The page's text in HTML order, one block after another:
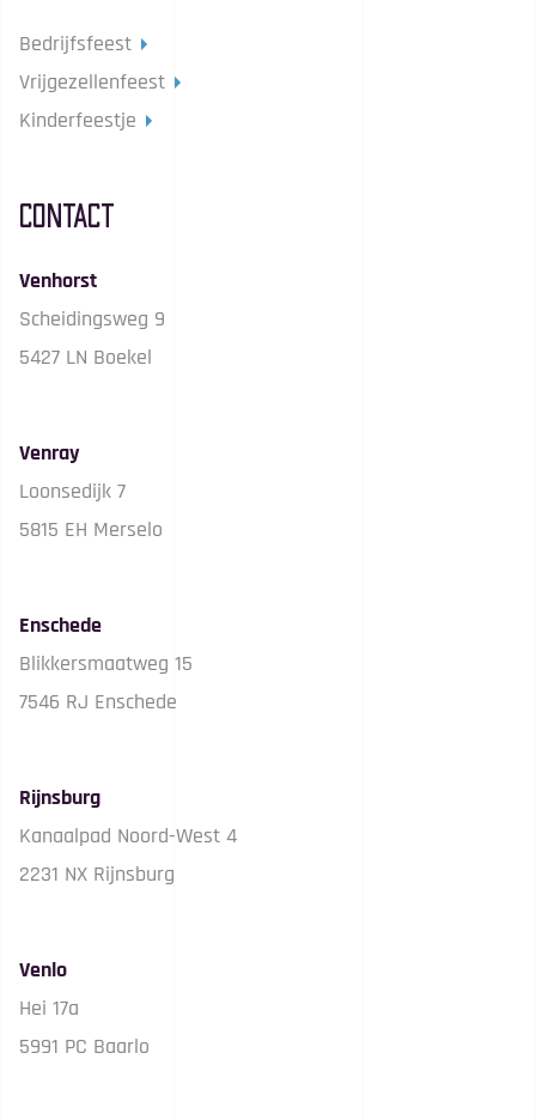
Bedrijfsfeest
Vrijgezellenfeest
Kinderfeestje
Contact
Venhorst
Scheidingsweg 9
5427 LN Boekel
Venray
Loonsedijk 7
5815 EH Merselo
Enschede
Blikkersmaatweg 15
7546 RJ Enschede
Rijnsburg
Kanaalpad Noord-West 4
2231 NX Rijnsburg
Venlo
Hei 17a
5991 PC Baarlo